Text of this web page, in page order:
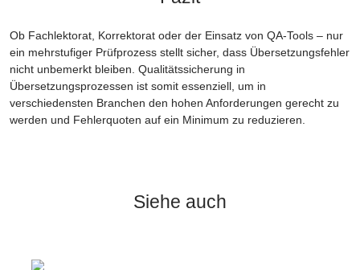
Ob Fachlektorat, Korrektorat oder der Einsatz von QA-Tools – nur
ein mehrstufiger Prüfprozess stellt sicher, dass Übersetzungsfehler
nicht unbemerkt bleiben. Qualitätssicherung in
Übersetzungsprozessen ist somit essenziell, um in
verschiedensten Branchen den hohen Anforderungen gerecht zu
werden und Fehlerquoten auf ein Minimum zu reduzieren.
Siehe auch